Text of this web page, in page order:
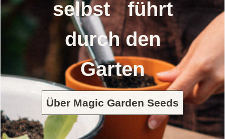
selbst führt
durch den
Garten
Über Magic Garden Seeds